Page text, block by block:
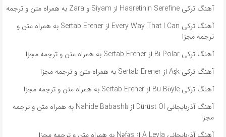
آهنگ ترکی Hasretinin Serefine از Siyam و Zara به همراه متن و ترجمه
آهنگ ترکی Every Way That I Can از Sertab Erener به همراه متن و
ترجمه مجزا
آهنگ ترکی Bi Polar از Sertab Erener به همراه متن و ترجمه مجزا
آهنگ ترکی Aşk از Sertab Erener به همراه متن و ترجمه مجزا
آهنگ ترکی Bu Böyle از Sertab Erener به همراه متن و ترجمه مجزا
آهنگ آذربایجانی Dürüst Ol از Nahide Babashlı به همراه متن و ترجمه
مجزا